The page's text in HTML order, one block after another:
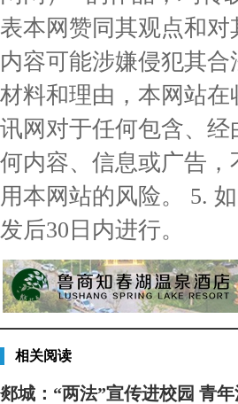
表本网赞同其观点和
内容可能涉嫌侵犯其
材料和理由，本网站
讯网对于任何包含、
何内容、信息或广告
用本网站的风险。 5.
发后30日内进行。
相关阅读
郯城：“两法”宣传进校园 青